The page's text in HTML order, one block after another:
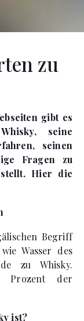
zu
gibt es
seine
seinen
Fragen zu
Hier die
Begriff
Wasser des
zu Whisky.
Prozent der
ist?